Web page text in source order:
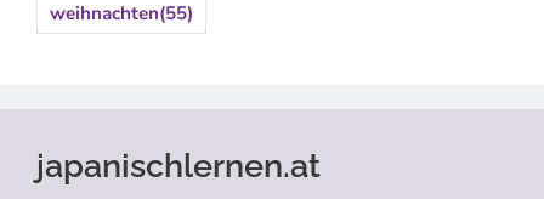
weihnachten(55)
japanischlernen.at